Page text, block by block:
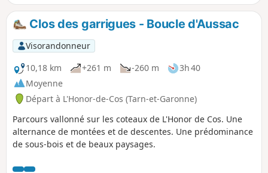
Clos des garrigues - Boucle d'Aussac
Visorandonneur
10,18 km
+261 m -260 m
3h 40
Moyenne
Départ à L'Honor-de-Cos (Tarn-et-Garonne)
Parcours vallonné sur les coteaux de L'Honor de Cos. Une
alternance de montées et de descentes. Une prédominance
de sous-bois et de beaux paysages.